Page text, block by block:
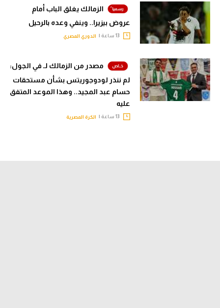
الزمالك يغلق الباب أمام
عروض بيزيرا.. وينفي وعده بالرحيل
الدوري المصري
مصدر من الزمالك لـ في الجول:
لم ننذر لودوجوريتس بشأن مستحقات
حسام عبد المجيد.. وهذا الموعد المتفق
عليه
الكرة المصرية